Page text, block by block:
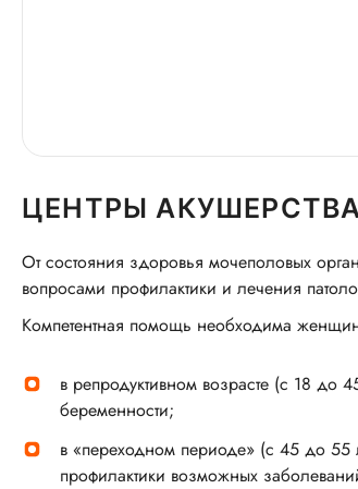
ЦЕНТРЫ
От состояния здоровья мочеполовых
вопросами профилактики и лечения
Компетентная помощь необходима
в репродуктивном возрасте (с 18 до
беременности;
в «переходном периоде» (с 45 до 55
профилактики возможных